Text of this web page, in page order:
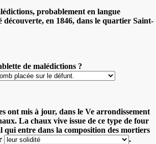
probablement en langue
découverte, en 1846, dans le quartier Saint-
de malédictions ?
ont mis à jour, dans le Ve arrondissement
La chaux vive issue de ce type de four
qui entre dans la composition des mortiers
.